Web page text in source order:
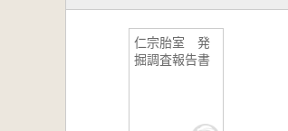
仁宗胎室 発
掘調査報告書